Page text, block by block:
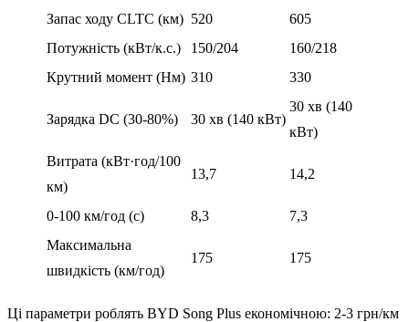
Запас ходу CLTC (км) 520
605
Потужність (кВт/к.с.)
150/204
160/218
Крутний момент (Нм) 310 330
Зарядка DC (30-80%) 30 хв (140 кВт)
30 хв (140
кВт)
Витрата (кВт·год/100
км)
13,7 14,2
0-100 км/год (с) 8,3
7,3
Максимальна
швидкість (км/год)
175 175
Ці параметри роблять BYD Song Plus економічною: 2-3 грн/км